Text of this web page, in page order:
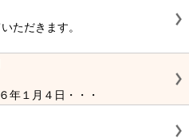
ただきます。
年１月４日・・・